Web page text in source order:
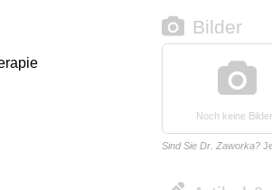
Bilder
Noch keine Bilder
Sind Sie Dr. Zaworka?